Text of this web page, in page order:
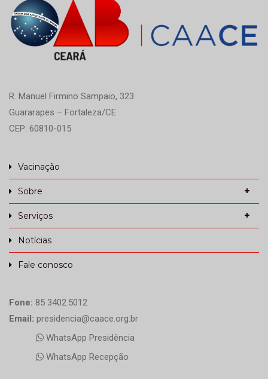
R. Manuel Firmino Sampaio, 323
Guararapes – Fortaleza/CE
CEP: 60810-015
Vacinação
Sobre
Serviços
Notícias
Fale conosco
Fone: 85 3402.5012
Email: presidencia@caace.org.br
WhatsApp Presidência
WhatsApp Recepção